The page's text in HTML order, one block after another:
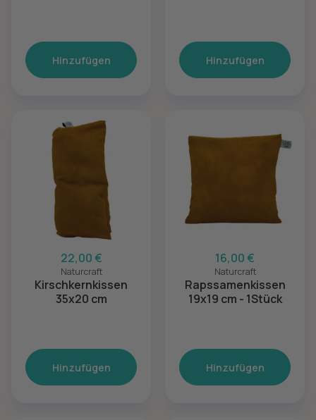
Hinzufügen Hinzufügen
22,00 €
Naturcraft
Kirschkernkissen
35x20 cm
Hinzufügen
16,00 €
Naturcraft
Rapssamenkissen
19x19 cm - 1Stück
Hinzufügen